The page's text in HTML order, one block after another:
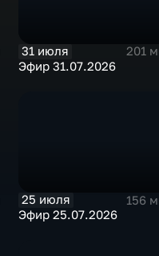
31 июля
201
Эфир 31.07.2026
25 июля
156
Эфир 25.07.2026